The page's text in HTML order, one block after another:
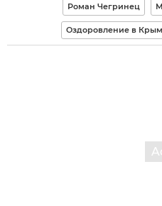
Роман Чегринец
Оздоровление в